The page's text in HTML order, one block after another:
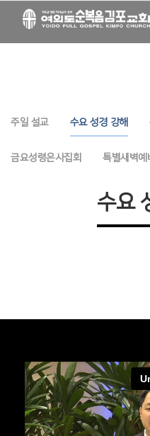
주일 설교 수요 성경 강해
금요성령은사집회 특별새벽예
수요